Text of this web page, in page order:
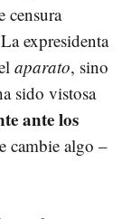
censura
expresidenta
aparato, sino
sido vistosa
ante los
cambie algo –